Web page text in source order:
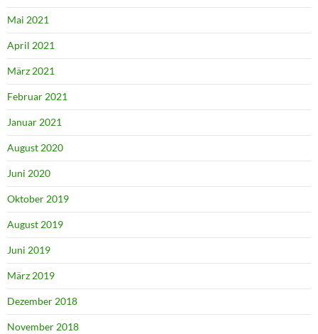
Mai 2021
April 2021
März 2021
Februar 2021
Januar 2021
August 2020
Juni 2020
Oktober 2019
August 2019
Juni 2019
März 2019
Dezember 2018
November 2018